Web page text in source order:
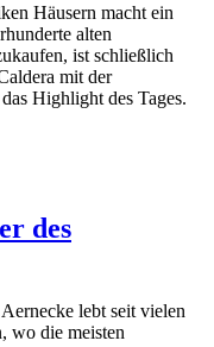
Häusern macht ein
alten
ist schließlich
mit der
Highlight des Tages.
des
lebt seit vielen
wo die meisten